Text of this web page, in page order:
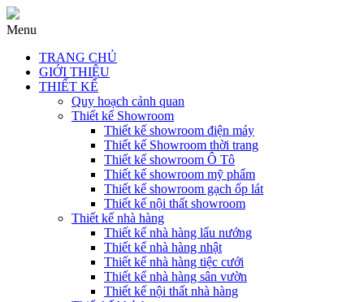
Menu
TRANG CHỦ
GIỚI THIỆU
THIẾT KẾ
Quy hoạch cảnh quan
Thiết kế Showroom
Thiết kế showroom điện máy
Thiết kế Showroom thời trang
Thiết kế showroom Ô Tô
Thiết kế showroom mỹ phẩm
Thiết kế showroom gạch ốp lát
Thiết kế nội thất showroom
Thiết kế nhà hàng
Thiết kế nhà hàng lẩu nướng
Thiết kế nhà hàng nhật
Thiết kế nhà hàng tiệc cưới
Thiết kế nhà hàng sân vườn
Thiết kế nội thất nhà hàng